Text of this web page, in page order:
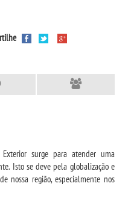
surge para atender uma
Isto se deve pela globalização e
nossa região, especialmente nos